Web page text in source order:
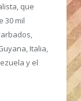
que
30 mil
Italia,
y el